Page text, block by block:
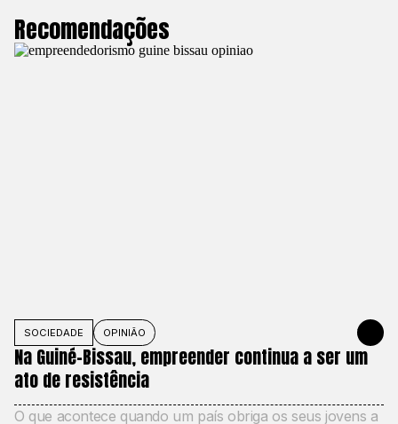
Recomendações
SOCIEDADE OPINIÃO 1 DE
Na Guiné-Bissau, empreender continua a ser um
ato de resistência
O que acontece quando um país obriga os seus jovens a